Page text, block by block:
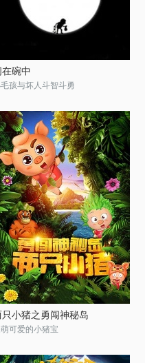
在碗中
孩与坏人斗智斗勇
只小猪之勇闯神秘岛
可爱的小猪宝